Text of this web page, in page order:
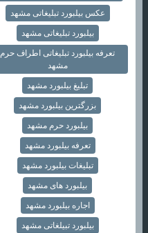
عکس بیلبورد تبلیغاتی مشهد
بیلبورد تبلیغاتی مشهد
تعرفه بیلبورد تبلیغاتی اطراف حرم
مشهد
تبلیغ بیلبورد مشهد
بزرگترین بیلبورد مشهد
بیلبورد حرم مشهد
تعرفه بیلبورد مشهد
تبلیغات بیلبورد مشهد
بیلبورد های مشهد
اجاره بیلبورد مشهد
بیلبورد تبیلغاتی مشهد